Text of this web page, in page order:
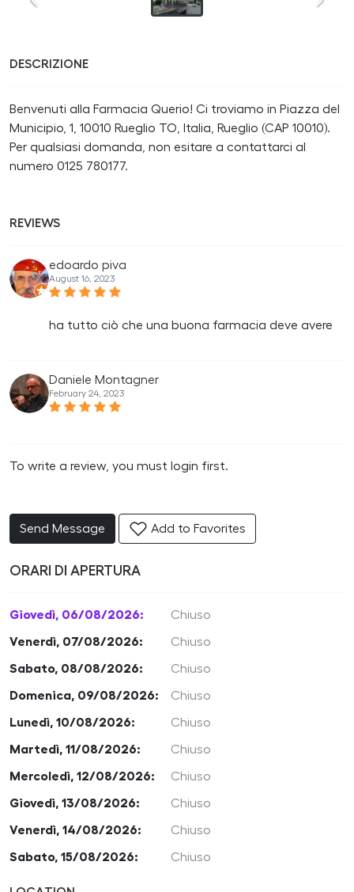
DESCRIZIONE
Benvenuti alla Farmacia Querio! Ci troviamo in Piazza del
Municipio, 1, 10010 Rueglio TO, Italia, Rueglio (CAP 10010).
Per qualsiasi domanda, non esitare a contattarci al
numero 0125 780177.
REVIEWS
edoardo piva
August 16, 2023
ha tutto ciò che una buona farmacia deve avere
Daniele Montagner
February 24, 2023
To write a review, you must login first.
Send Message Add to Favorites
ORARI DI APERTURA
Giovedì, 06/08/2026: Chiuso
Venerdì, 07/08/2026: Chiuso
Sabato, 08/08/2026: Chiuso
Domenica, 09/08/2026: Chiuso
Lunedì, 10/08/2026: Chiuso
Martedì, 11/08/2026: Chiuso
Mercoledì, 12/08/2026: Chiuso
Giovedì, 13/08/2026: Chiuso
Venerdì, 14/08/2026: Chiuso
Sabato, 15/08/2026: Chiuso